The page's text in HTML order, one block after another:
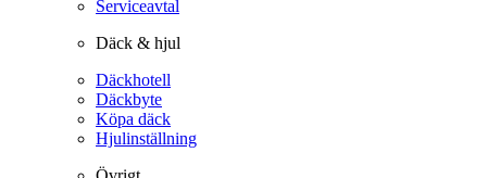
Serviceavtal
Däck & hjul
Däckhotell
Däckbyte
Köpa däck
Hjulinställning